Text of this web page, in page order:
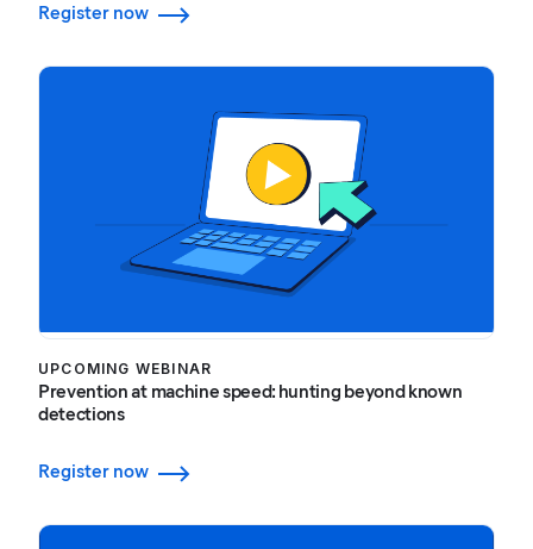
Register now
UPCOMING WEBINAR
Prevention at machine speed: hunting beyond known
detections
Register now